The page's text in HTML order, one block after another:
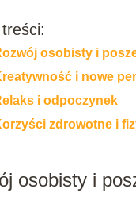
osobisty i
i nowe
i odpoczynek
zdrowotne i
osobisty i